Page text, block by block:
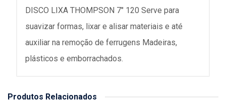
DISCO LIXA THOMPSON 7" 120 Serve para
suavizar formas, lixar e alisar materiais e até
auxiliar na remoção de ferrugens Madeiras,
plásticos e emborrachados.
Produtos Relacionados